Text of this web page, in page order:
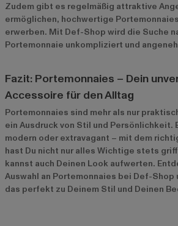
Zudem gibt es regelmäßig attraktive
ermöglichen, hochwertige
erwerben. Mit Def-Shop wird die Suche
Portemonnaie unkompliziert und
Fazit: Portemonnaies – Dein
Accessoire für den Alltag
Portemonnaies sind mehr als nur
ein Ausdruck von Stil und Persönlichkeit.
modern oder extravagant – mit dem
hast Du nicht nur alles Wichtige stets
kannst auch Deinen Look aufwerten.
Auswahl an Portemonnaies bei Def-
das perfekt zu Deinem Stil und Deinen